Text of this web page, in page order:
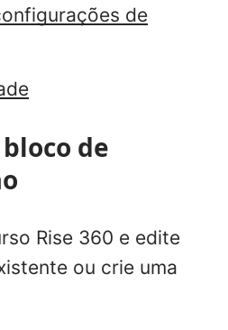
de
de
Rise 360 e edite
ou crie uma